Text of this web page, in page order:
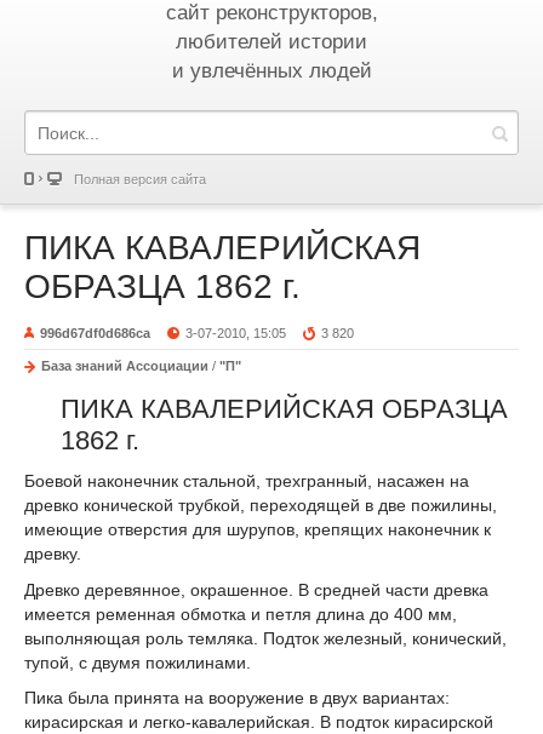
сайт реконструкторов,
любителей истории
и увлечённых людей
Полная версия сайта
ПИКА КАВАЛЕРИЙСКАЯ
ОБРАЗЦА 1862 г.
996d67df0d686ca 3-07-2010, 15:05 3 820
База знаний Ассоциации / "П"
ПИКА КАВАЛЕРИЙСКАЯ ОБРАЗЦА
1862 г.
Боевой наконечник стальной, трехгранный, насажен на
древко конической трубкой, переходящей в две пожилины,
имеющие отвер­стия для шурупов, крепящих наконечник к
древку.
Древко деревянное, окрашенное. В средней части древка
име­ется ременная обмотка и петля длина до 400 мм,
выполняющая роль темляка. Подток железный, конический,
тупой, с двумя пожилинами.
Пика была принята на вооружение в двух вариантах:
кирасирская и легко-кавалерийская. В подток кирасирской